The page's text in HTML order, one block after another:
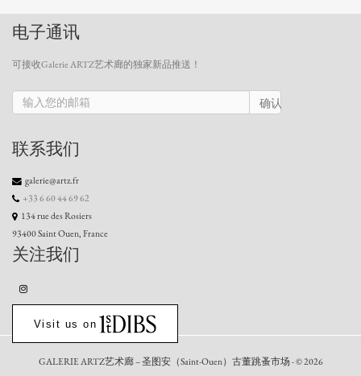
电子通讯
可接收Galerie ARTZ艺术廊的独家新品推送！
确认
联系我们
galerie@artz.fr
+33 6 60 44 69 62
134 rue des Rosiers
93400 Saint Ouen, France
关注我们
Visit us on
GALERIE ARTZ艺术廊 – 圣图安（Saint-Ouen）古董跳蚤市场 - © 2026